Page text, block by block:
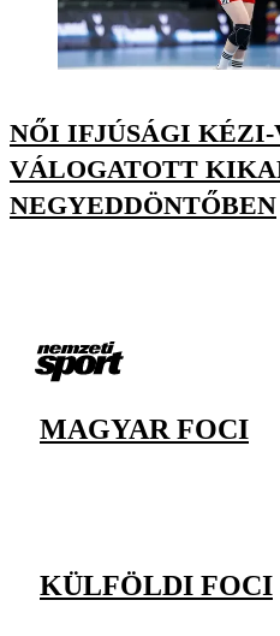
NŐI IFJÚSÁGI
VÁLOGATOTT
NEGYEDDÖNTŐBEN
MAGYAR FOCI
KÜLFÖLDI FOCI